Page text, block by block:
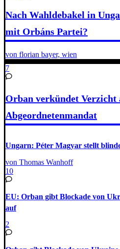
Nach Wahldebakel in
mit Orbáns Partei?
von florian bayer, wien
7
Orban verkündet Verzicht
Abgeordnetenmandat
Ungarn: Péter Magyar stellt
von Thomas Wanhoff
10
EU: Orban gibt Blockade von
auf
2